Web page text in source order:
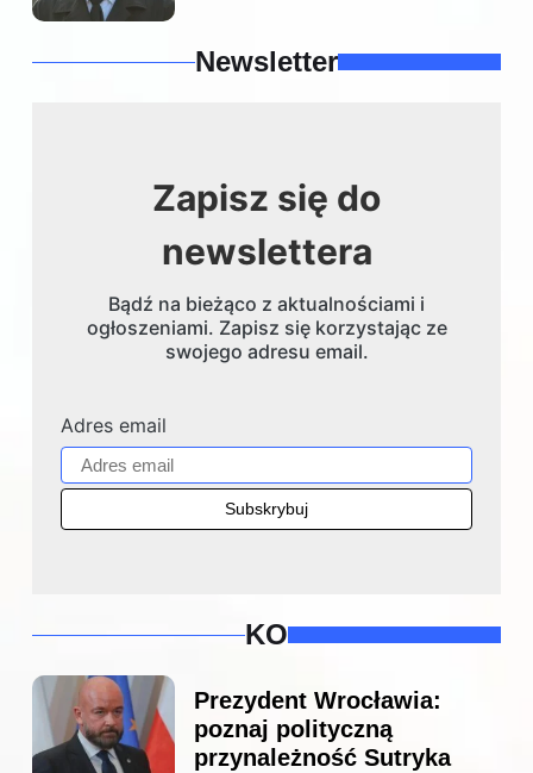
Newsletter
Zapisz się do
newslettera
Bądź na bieżąco z aktualnościami i
ogłoszeniami. Zapisz się korzystając ze
swojego adresu email.
Adres email
KO
Prezydent Wrocławia:
poznaj polityczną
przynależność Sutryka